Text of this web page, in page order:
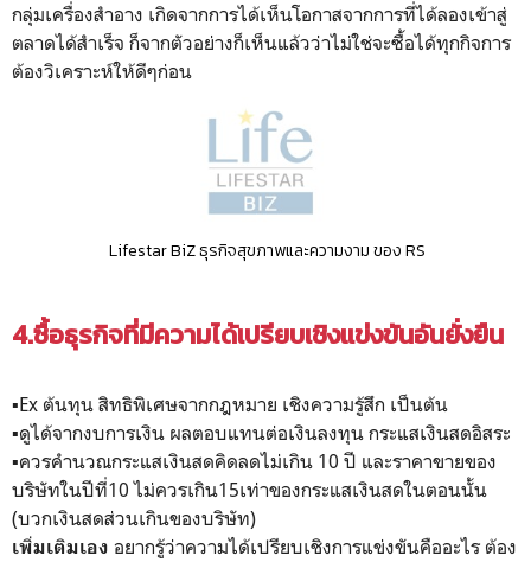
กลุ่มเครื่องสำอาง เกิดจากการได้เห็นโอกาสจากการที่ได้ลองเข้าสู่
ตลาดได้สำเร็จ ก็จากตัวอย่างก็เห็นแล้วว่าไม่ใช่จะซื้อได้ทุกกิจการ
ต้องวิเคราะห์ให้ดีๆก่อน
Lifestar BiZธุรกิจสุขภาพและความงาม ของ RS
4.ซื้อธุรกิจที่มีความได้เปรียบเชิงแข่งขันอันยั่งยืน
▪️Ex ต้นทุน สิทธิพิเศษจากกฎหมาย เชิงความรู้สึก เป็นต้น
▪️ดูได้จากงบการเงิน ผลตอบแทนต่อเงินลงทุน กระแสเงินสดอิสระ
▪️ควรคำนวณกระแสเงินสดคิดลดไม่เกิน 10 ปี และราคาขายของ
บริษัทในปีที่10 ไม่ควรเกิน15เท่าของกระแสเงินสดในตอนนั้น
(บวกเงินสดส่วนเกินของบริษัท)
เพิ่มเติมเอง อยากรู้ว่าความได้เปรียบเชิงการแข่งขันคืออะไร ต้อง